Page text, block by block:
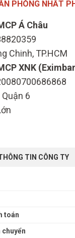
PHÒNG NHẤT
Á Châu
Chinh, TP.HCM
XNK
6
TIN CÔNG TY
toán
chuyển